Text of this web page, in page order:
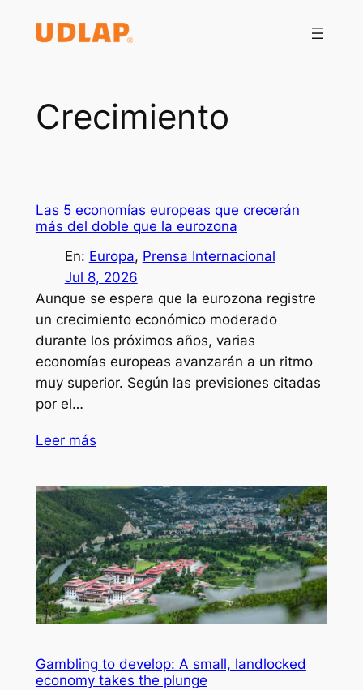
Crecimiento
Las 5 economías europeas que crecerán
más del doble que la eurozona
En: Europa, Prensa Internacional
Jul 8, 2026
Aunque se espera que la eurozona registre
un crecimiento económico moderado
durante los próximos años, varias
economías europeas avanzarán a un ritmo
muy superior. Según las previsiones citadas
por el…
Leer más
Gambling to develop: A small, landlocked
economy takes the plunge